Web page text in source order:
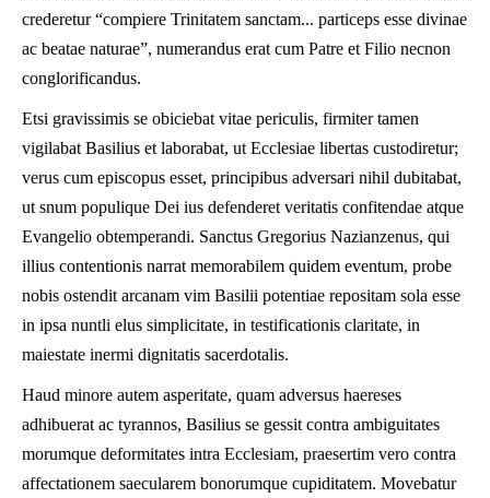
crederetur “compiere Trinitatem sanctam... particeps esse divinae
ac beatae naturae”, numerandus erat cum Patre et Filio necnon
conglorificandus.
Etsi gravissimis se obiciebat vitae periculis, firmiter tamen
vigilabat Basilius et laborabat, ut Ecclesiae libertas custodiretur;
verus cum episcopus esset, principibus adversari nihil dubitabat,
ut snum populique Dei ius defenderet veritatis confitendae atque
Evangelio obtemperandi. Sanctus Gregorius Nazianzenus, qui
illius contentionis narrat memorabilem quidem eventum, probe
nobis ostendit arcanam vim Basilii potentiae repositam sola esse
in ipsa nuntli elus simplicitate, in testificationis claritate, in
maiestate inermi dignitatis sacerdotalis.
Haud minore autem asperitate, quam adversus haereses
adhibuerat ac tyrannos, Basilius se gessit contra ambiguitates
morumque deformitates intra Ecclesiam, praesertim vero contra
affectationem saecularem bonorumque cupiditatem. Movebatur